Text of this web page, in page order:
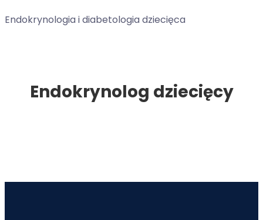
Endokrynologia i diabetologia dziecięca
Endokrynolog dziecięcy